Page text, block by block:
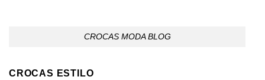
CROCAS MODA BLOG
CROCAS ESTILO